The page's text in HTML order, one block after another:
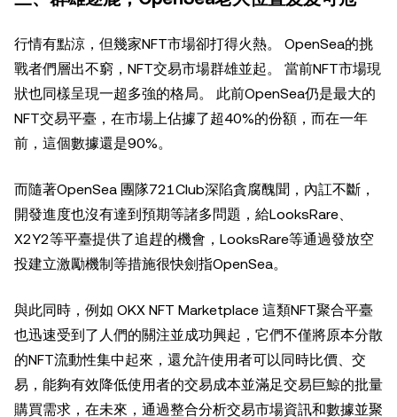
行情有點涼，但幾家NFT市場卻打得火熱。 OpenSea的挑
戰者們層出不窮，NFT交易市場群雄並起。 當前NFT市場現
狀也同樣呈現一超多強的格局。 此前OpenSea仍是最大的
NFT交易平臺，在市場上佔據了超40%的份額，而在一年
前，這個數據還是90%。
而隨著OpenSea 團隊721Club深陷貪腐醜聞，內訌不斷，
開發進度也沒有達到預期等諸多問題，給LooksRare、
X2Y2等平臺提供了追趕的機會，LooksRare等通過發放空
投建立激勵機制等措施很快劍指OpenSea。
與此同時，例如 OKX NFT Marketplace 這類NFT聚合平臺
也迅速受到了人們的關注並成功興起，它們不僅將原本分散
的NFT流動性集中起來，還允許使用者可以同時比價、交
易，能夠有效降低使用者的交易成本並滿足交易巨鯨的批量
購買需求，在未來，通過整合分析交易市場資訊和數據並聚